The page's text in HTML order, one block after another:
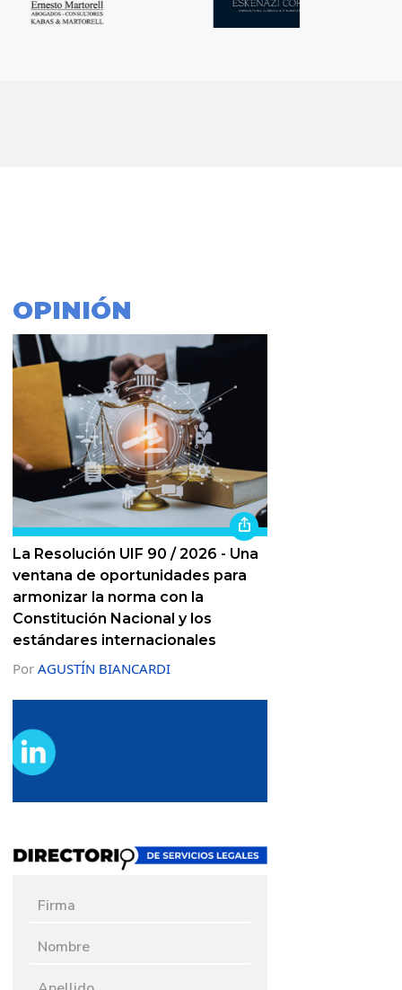
OPINIÓN
La Resolución UIF 90 / 2026 - Una
ventana de oportunidades para
armonizar la norma con la
Constitución Nacional y los
estándares internacionales
Por AGUSTÍN BIANCARDI